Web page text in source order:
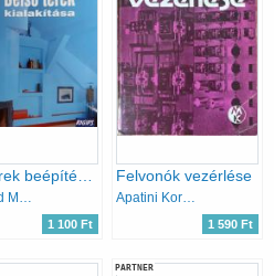
Manfred Maurer
1 100 Ft
Felvonók vezérlése
Apatini Kornél
1 590 Ft
PARTNER